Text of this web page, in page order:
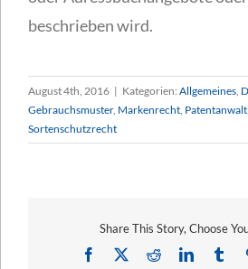
beschrieben wird.
August 4th, 2016 | Kategorien: Allgemeines
Gebrauchsmuster, Markenrecht Patentanwalt
Sortenschutzrecht
Share This Story, Choose
Facebook
X RedditLinkedIn